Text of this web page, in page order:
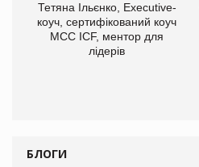
Тетяна Ільєнко, Executive-
коуч, сертифікований коуч
МСС ICF, ментор для
лідерів
БЛОГИ